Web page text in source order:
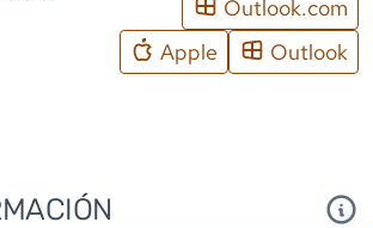
Outlook.com
Apple
Outlook